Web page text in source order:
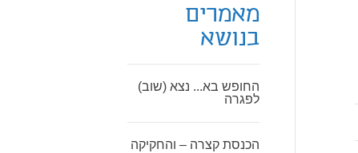
מאמרים
בנושא
החופש בא... נצא (שוב)
לפגרה
הכנסת קצרה – והחקיקה